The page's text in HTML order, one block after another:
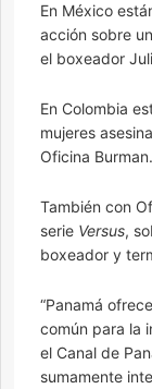
En México
acción sobre
el boxeador
En Colombia
mujeres
Oficina Burman.
También con
serie Versus,
boxeador y
“Panamá
común para la
el Canal de
sumamente